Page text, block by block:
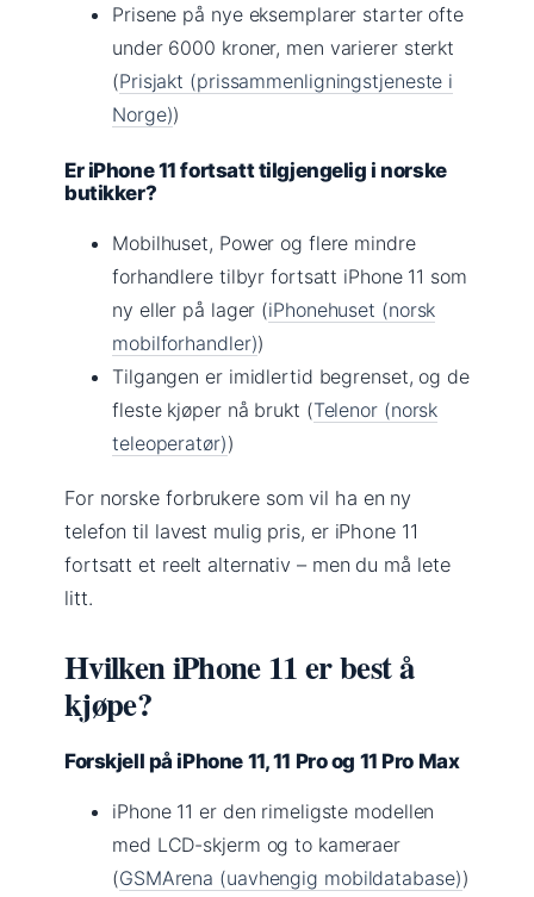
Prisene på nye eksemplarer starter ofte
under 6000 kroner, men varierer sterkt
(Prisjakt (prissammenligningstjeneste i
Norge))
Er iPhone 11 fortsatt tilgjengelig i norske
butikker?
Mobilhuset, Power og flere mindre
forhandlere tilbyr fortsatt iPhone 11 som
ny eller på lager (iPhonehuset (norsk
mobilforhandler))
Tilgangen er imidlertid begrenset, og de
fleste kjøper nå brukt (Telenor (norsk
teleoperatør))
For norske forbrukere som vil ha en ny
telefon til lavest mulig pris, er iPhone 11
fortsatt et reelt alternativ – men du må lete
litt.
Hvilken iPhone 11 er best å
kjøpe?
Forskjell på iPhone 11, 11 Pro og 11 Pro Max
iPhone 11 er den rimeligste modellen
med LCD-skjerm og to kameraer
(GSMArena (uavhengig mobildatabase))